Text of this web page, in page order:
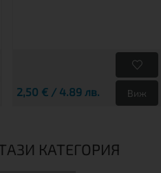
2,50 € / 4.89 лв. Виж
КАТЕГОРИЯ